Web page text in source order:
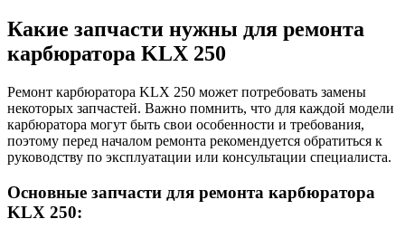
Какие запчасти нужны для ремонта
карбюратора KLX 250
Ремонт карбюратора KLX 250 может потребовать замены
некоторых запчастей. Важно помнить, что для каждой модели
карбюратора могут быть свои особенности и требования,
поэтому перед началом ремонта рекомендуется обратиться к
руководству по эксплуатации или консультации специалиста.
Основные запчасти для ремонта карбюратора
KLX 250: